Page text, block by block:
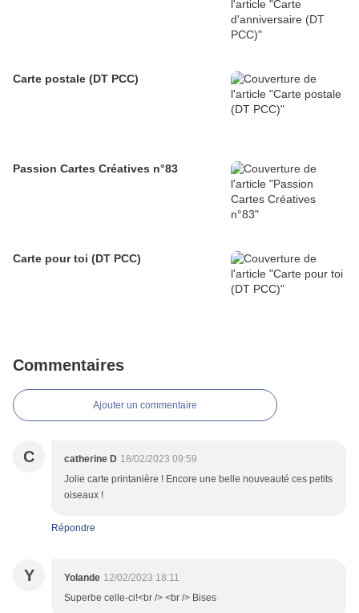
Carte postale (DT PCC)
Passion Cartes Créatives n°83
Carte pour toi (DT PCC)
Commentaires
Ajouter un commentaire
C catherine D 18/02/2023 09:59
Jolie carte printanière ! Encore une belle nouveauté ces petits
oiseaux !
Répondre
Y Yolande 12/02/2023 18:11
Superbe celle-ci!<br /> <br /> Bises